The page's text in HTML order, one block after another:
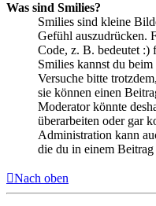
Was sind Smilies?
Smilies sind kleine
Gefühl auszudrücken.
Code, z. B. bedeutet
Smilies kannst du beim
Versuche bitte
sie können einen
Moderator könnte
überarbeiten oder gar
Administration kann
die du in einem Beitrag
Nach oben